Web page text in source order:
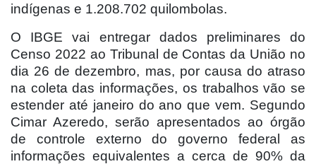
indígenas e 1.208.702 quilombolas.
O IBGE vai entregar dados preliminares do
Censo 2022 ao Tribunal de Contas da União no
dia 26 de dezembro, mas, por causa do atraso
na coleta das informações, os trabalhos vão se
estender até janeiro do ano que vem. Segundo
Cimar Azeredo, serão apresentados ao órgão
de controle externo do governo federal as
informações equivalentes a cerca de 90% da